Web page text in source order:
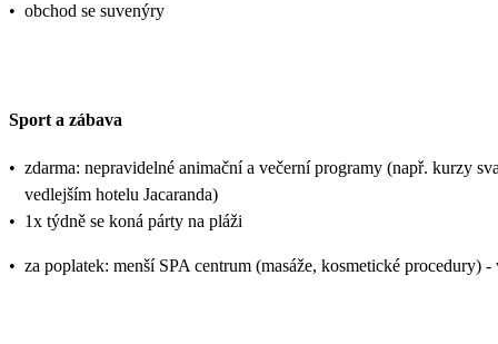
• obchod se suvenýry
Sport a zábava
• zdarma: nepravidelné animační a večerní programy (např. kurzy
vedlejším hotelu Jacaranda)
• 1x týdně se koná párty na pláži
• za poplatek: menší SPA centrum (masáže, kosmetické